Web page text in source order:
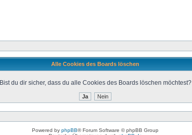
Alle Cookies des Boards löschen
Bist du dir sicher, dass du alle Cookies des Boards löschen möchtest?
Powered by phpBB® Forum Software © phpBB Group